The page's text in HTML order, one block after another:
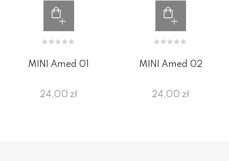
MINI Amed 01
24,00 zł
MINI Amed 02
24,00 zł